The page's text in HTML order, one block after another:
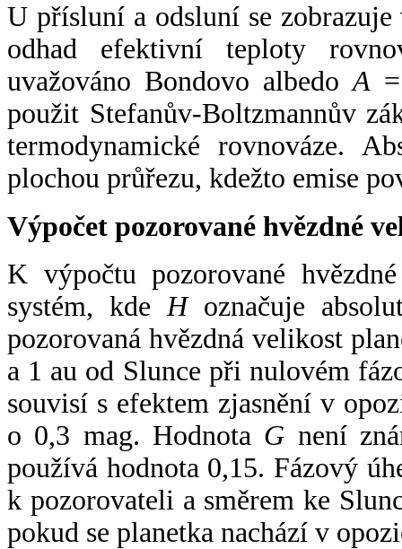
U přísluní a odsluní se
odhad efektivní teploty
uvažováno Bondovo albedoA
použit Stefanův-Boltzmannův
termodynamické rovnováze.
plochou průřezu, kdežto emise
Výpočet pozorované hvězdné
K výpočtu pozorované
systém, kde Hoznačuje
pozorovaná hvězdná velikost
a 1 au od Slunce při nulovém
souvisí s efektem zjasnění v
o 0,3 mag. Hodnota G není
používá hodnota 0,15. Fázový
k pozorovateli a směrem ke
pokud se planetka nachází v